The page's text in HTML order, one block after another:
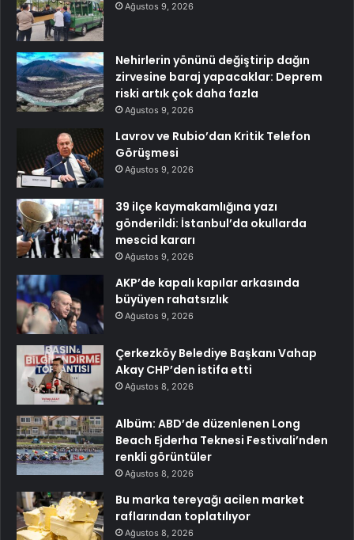
Ağustos 9, 2026
Nehirlerin yönünü değiştirip dağın
zirvesine baraj yapacaklar: Deprem
riski artık çok daha fazla
Ağustos 9, 2026
Lavrov ve Rubio’dan Kritik Telefon
Görüşmesi
Ağustos 9, 2026
39 ilçe kaymakamlığına yazı
gönderildi: İstanbul’da okullarda
mescid kararı
Ağustos 9, 2026
AKP’de kapalı kapılar arkasında
büyüyen rahatsızlık
Ağustos 9, 2026
Çerkezköy Belediye Başkanı Vahap
Akay CHP’den istifa etti
Ağustos 8, 2026
Albüm: ABD’de düzenlenen Long
Beach Ejderha Teknesi Festivali’nden
renkli görüntüler
Ağustos 8, 2026
Bu marka tereyağı acilen market
raflarından toplatılıyor
Ağustos 8, 2026